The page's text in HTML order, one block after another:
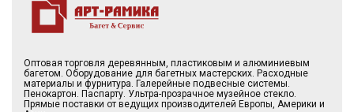
Оптовая торговля деревянным, пластиковым и алюминиевым
багетом. Оборудование для багетных мастерских. Расходные
материалы и фурнитура. Галерейные подвесные системы.
Пенокартон. Паспарту. Ультра-прозрачное музейное стекло.
Прямые поставки от ведущих производителей Европы, Америки и